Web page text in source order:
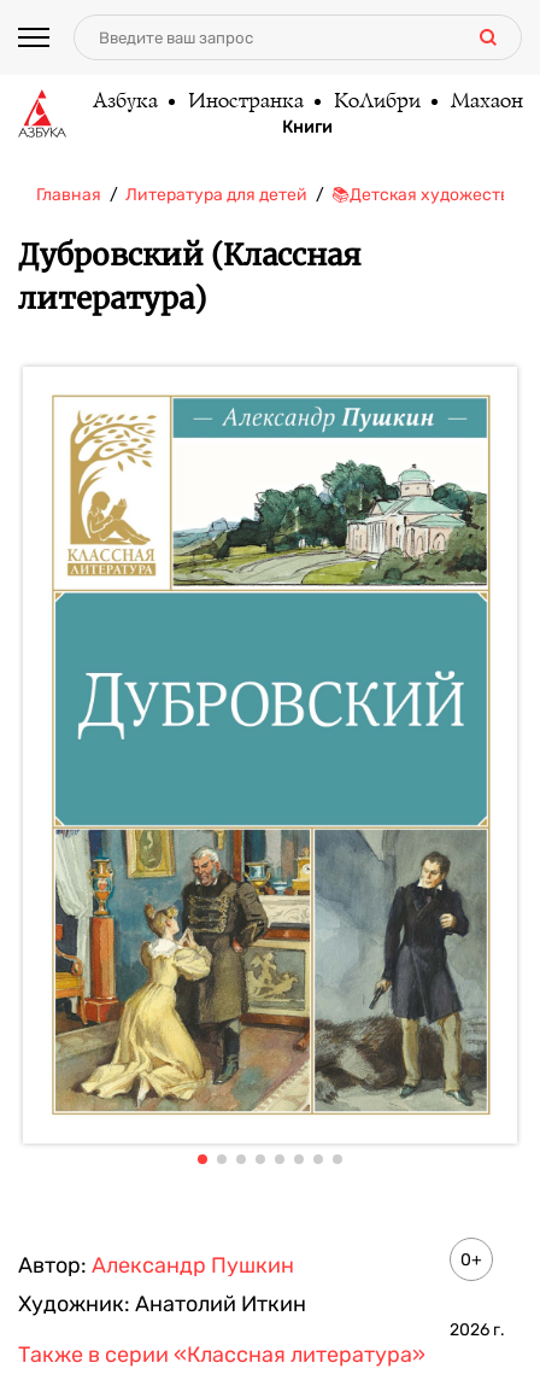
Азбука Иностранка КоЛибри Махаон
Книги
Главная Литература для детей 📚Детская
Дубровский (Классная
литература)
Автор: Александр Пушкин
Художник: Анатолий Иткин
0+
2026 г.
Также в серии «Классная литература»